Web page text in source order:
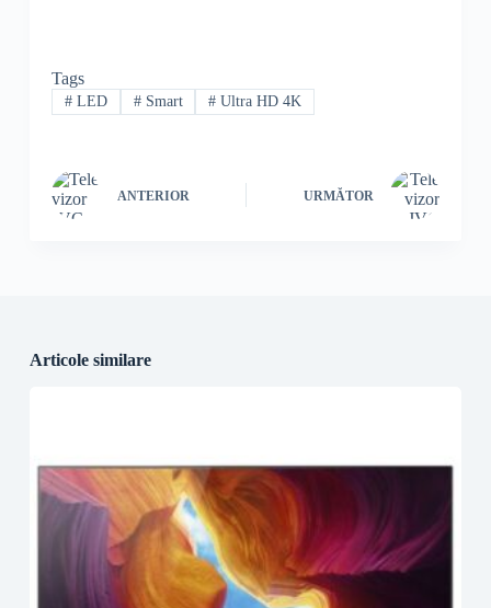
Tags
#LED #Smart # Ultra HD 4K
ANTERIOR URMĂTOR
Articole similare